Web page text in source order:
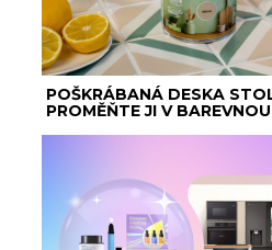
POŠKRÁBANÁ DESKA
PROMĚŇTE JI V